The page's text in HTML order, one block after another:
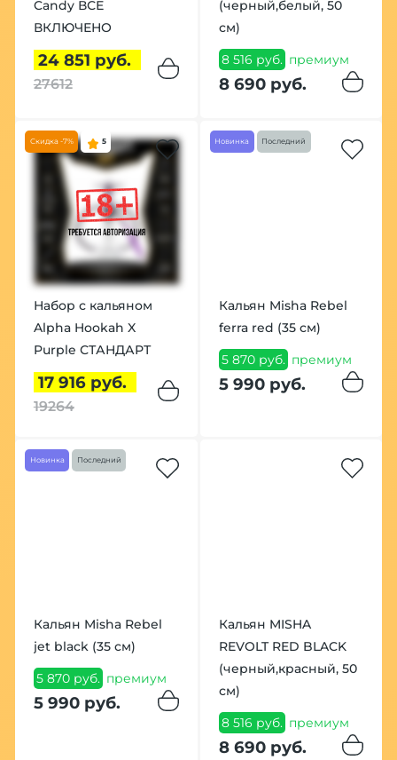
Candy ВСЕ
ВКЛЮЧЕНО
24 851 руб.
27612
(черный,белый, 50
см)
8 516 руб. премиум
8 690 руб.
Скидка -7% 5
Набор с кальяном
Alpha Hookah X
Purple СТАНДАРТ
17 916 руб.
19264
Новинка Последний
Кальян Misha Rebel
ferra red (35 см)
5 870 руб. премиум
5 990 руб.
Новинка Последний
Кальян Misha Rebel
jet black (35 см)
5 870 руб. премиум
5 990 руб.
Кальян MISHA
REVOLT RED BLACK
(черный,красный, 50
см)
8 516 руб. премиум
8 690 руб.